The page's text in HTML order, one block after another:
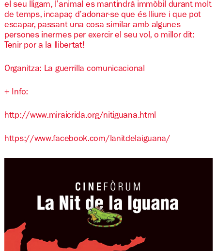
el seu lligam, l’animal es mantindrà immòbil durant molt
de temps, incapaç d’adonar-se que és lliure i que pot
escapar, passant una cosa similar amb algunes
persones inermes per exercir el seu vol, o millor dit:
Tenir por a la llibertat!
Organitza: La guerrilla comunicacional
+ Info:
http://www.miraicrida.org/nitiguana.html
https://www.facebook.com/lanitdelaiguana/